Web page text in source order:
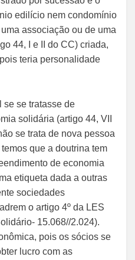
edilício nem condomínio
associação ou de uma
44, I e II do CC) criada,
teria personalidade
se se tratasse de
solidária (artigo 44, VII
se trata de nova pessoa
que a doutrina tem
de economia
etiqueta dada a outras
sociedades
o artigo 4º da LES
15.068//2.024).
pois os sócios se
lucro com as